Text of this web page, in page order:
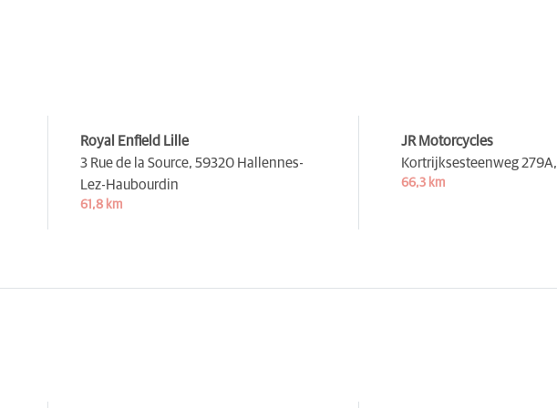
Royal Enfield Lille
3 Rue de la Source, 59320 Hallennes-
Lez-Haubourdin
61,8 km
JR Motorcycles
Kortrijksesteenweg 279A,
66,3 km